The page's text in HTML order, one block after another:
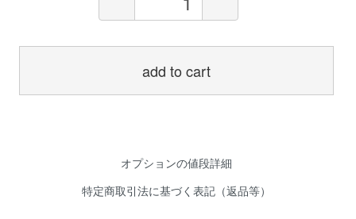
add to cart
オプションの値段詳細
特定商取引法に基づく表記（返品等）